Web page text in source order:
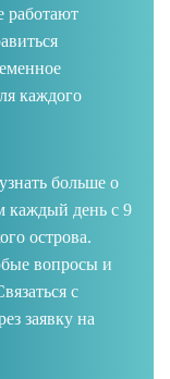
работают
каждого
больше о
каждый день с 9
острова.
вопросы и
с
заявку на